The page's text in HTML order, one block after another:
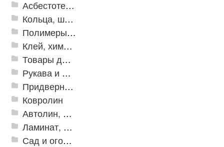
Асбестотехнические и теплоизоляционные материалы
Кольца, шайбы, манжеты
Полимеры и пластики
Клей, химия, сопутствующие товары
Товары для дома
Рукава и шланги промышленные
Придверные решетки
Ковролин
Автолин, Транслин, Линолеум
Ламинат, Кварцвиниловая плитка SPC
Сад и огород